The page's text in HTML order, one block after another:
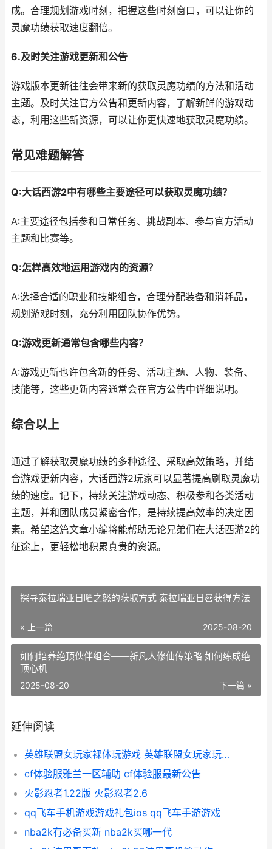
成。合理规划游戏时刻，把握这些时刻窗口，可以让你的
灵魔功绩获取速度翻倍。
6.及时关注游戏更新和公告
游戏版本更新往往会带来新的获取灵魔功绩的方法和活动
主题。及时关注官方公告和更新内容，了解新鲜的游戏动
态，利用这些新资源，可以让你更快速地获取灵魔功绩。
常见难题解答
Q:大话西游2中有哪些主要途径可以获取灵魔功绩？
A:主要途径包括参和日常任务、挑战副本、参与官方活动
主题和比赛等。
Q:怎样高效地运用游戏内的资源？
A:选择合适的职业和技能组合，合理分配装备和消耗品，
规划游戏时刻，充分利用团队协作优势。
Q:游戏更新通常包含哪些内容？
A:游戏更新也许包含新的任务、活动主题、人物、装备、
技能等，这些更新内容通常会在官方公告中详细说明。
综合以上
通过了解获取灵魔功绩的多种途径、采取高效策略，并结
合游戏更新内容，大话西游2玩家可以显著提高刷取灵魔功
绩的速度。记下，持续关注游戏动态、积极参和各类活动
主题，并和团队成员紧密合作，是持续提高效率的决定因
素。希望这篇文章小编将能帮助无论兄弟们在大话西游2的
征途上，更轻松地积累真贵的资源。
探寻泰拉瑞亚日曜之怒的获取方式 泰拉瑞亚日晷获得方法
« 上一篇 2025-08-20
如何培养绝顶伙伴组合——新凡人修仙传策略 如何练成绝
顶心机
下一篇 »
2025-08-20
延伸阅读
英雄联盟女玩家裸体玩游戏 英雄联盟女玩家玩的最多的英雄
cf体验服雅兰一区辅助 cf体验服最新公告
火影忍者1.22版 火影忍者2.6
qq飞车手机游戏游戏礼包ios qq飞车手游游戏
nba2k有必备买新 nba2k买哪一代